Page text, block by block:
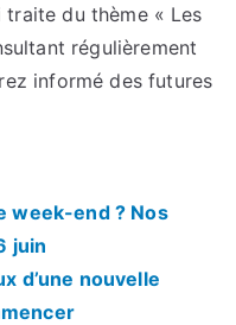
du thème « Les
régulièrement
informé des futures
week-end ? Nos
juin
d’une nouvelle